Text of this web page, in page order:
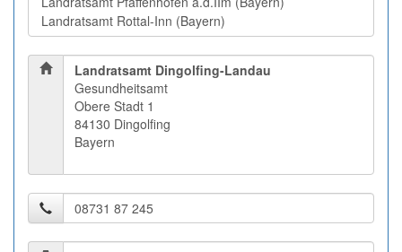
Landratsamt Dingolfing-Landau
Gesundheitsamt
Obere Stadt 1
84130 Dingolfing
Bayern